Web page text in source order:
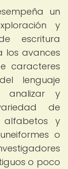
un
y
escritura
los avances
caracteres
lenguaje
analizar y
de
alfabetos y
o
o poco